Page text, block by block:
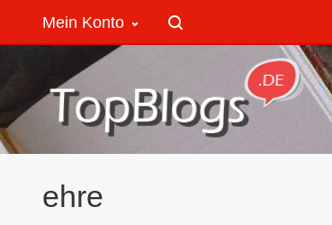
Mein Konto
ehre